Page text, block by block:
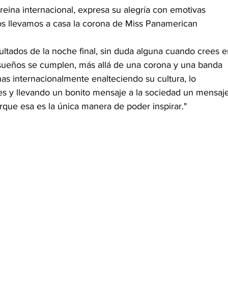
internacional, expresa su alegría con emotivas
llevamos a casa la corona de Miss Panamerican
de la noche final, sin duda alguna cuando crees
se cumplen, más allá de una corona y una banda
internacionalmente enalteciendo su cultura, lo
y llevando un bonito mensaje a la sociedad un
esa es la única manera de poder inspirar."